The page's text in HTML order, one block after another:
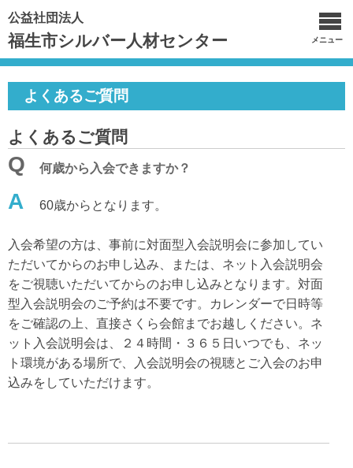
公益社団法人
福生市シルバー人材センター メニュー
よくあるご質問
よくあるご質問
Q 何歳から入会できますか？
A 60歳からとなります。
入会希望の方は、事前に対面型入会説明会に参加してい
ただいてからのお申し込み、または、ネット入会説明会
をご視聴いただいてからのお申し込みとなります。対面
型入会説明会のご予約は不要です。カレンダーで日時等
をご確認の上、直接さくら会館までお越しください。ネ
ット入会説明会は、２４時間・３６５日いつでも、ネッ
ト環境がある場所で、入会説明会の視聴とご入会のお申
込みをしていただけます。